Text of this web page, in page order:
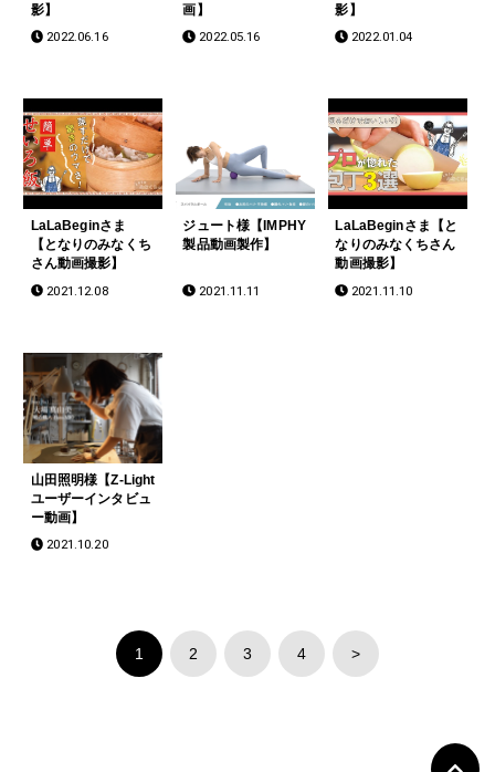
影】
2022.06.16
画】
2022.05.16
影】
2022.01.04
LaLaBeginさま
【となりのみなくち
さん動画撮影】
2021.12.08
ジュート様【IMPHY
製品動画製作】
2021.11.11
LaLaBeginさま【と
なりのみなくちさん
動画撮影】
2021.11.10
山田照明様【Z-Light
ユーザーインタビュ
ー動画】
2021.10.20
1 2 3 4 >